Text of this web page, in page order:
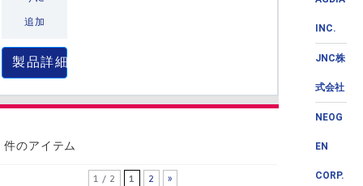
INC.
JNC株
式会社
NEOG
EN
CORP.
追加
製品詳細
件のアイテム
1 / 2 1 2 »